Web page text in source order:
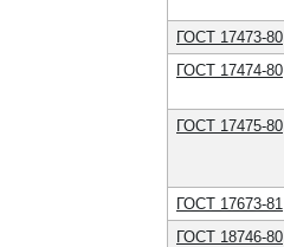
ГОСТ 17473-80
ГОСТ 17474-80
ГОСТ 17475-80
ГОСТ 17673-81
ГОСТ 18746-80